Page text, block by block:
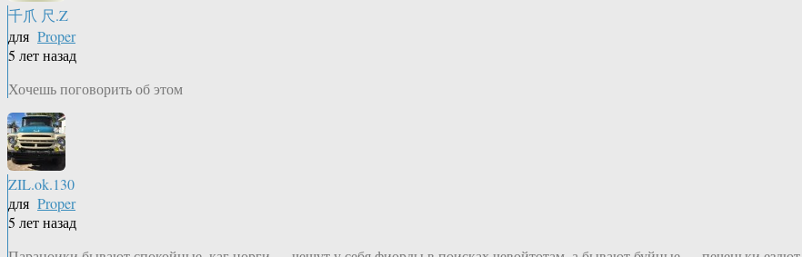
千爪 尺.Z
для Proper
5 лет назад
Хочешь поговорить об этом
ZIL.ok.130
для Proper
5 лет назад